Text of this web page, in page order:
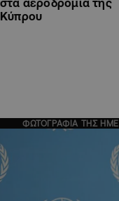
στα αεροδρόμια της
Κύπρου
ΦΩΤΟΓΡΑΦΙΑ ΤΗΣ